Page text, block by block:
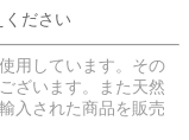
ださい
用しています。その
ざいます。また天然
入された商品を販売